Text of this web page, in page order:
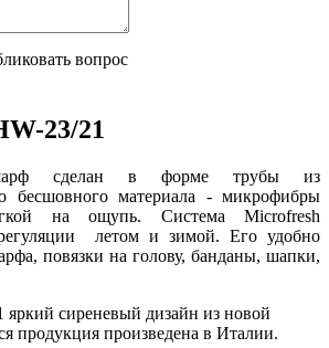
вопрос
23/21
шарф сделан в форме трубы из
бесшовного материала - микрофибры
на ощупь. Система Microfresh
летом и зимой. Его удобно
повязки на голову, банданы, шапки,
сиреневый дизайн из новой
продукция произведена в Италии.